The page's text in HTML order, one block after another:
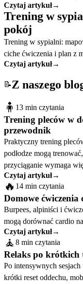
Czytaj artykuł→
Trening w
pokój
Trening w sypialni:
ciche ćwiczenia i plan z
Czytaj artykuł→
📝Z naszego
🧍 13 min czytania
Trening pleców w
przewodnik
Praktyczny trening
podłodze mogą
przyciąganie wymaga
Czytaj artykuł→
🔥 14 min czytania
Domowe
Burpees, alpiniści i
mogą dorównać cardio
Czytaj artykuł→
🧘 8 min czytania
Relaks po krótkich
Po intensywnych
krótki reset oddechu,